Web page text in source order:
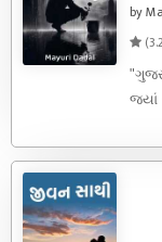
by
જ્યાં